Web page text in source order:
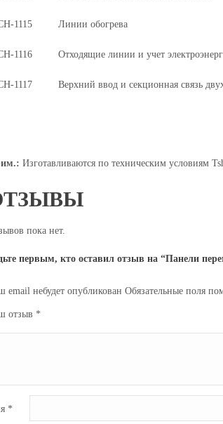
1115 Линии обогрева
1116 Отходящие линии и учет
1117 Верхний ввод и секционная связь
Изготавливаются по техническим условиям
пока нет.
первым, кто оставил отзыв на “Панели
email небудет опубликован Обязательные поля
отзыв *
*